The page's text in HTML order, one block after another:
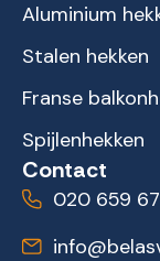
Aluminium
Stalen hekken
Franse
Spijlenhekken
Contact
020 659